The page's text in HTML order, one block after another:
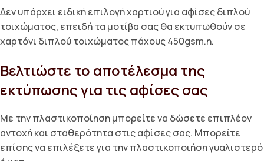
Δεν υπάρχει ειδική επιλογή χαρτιού για αφίσες διπλού
τοιχώματος, επειδή τα μοτίβα σας θα εκτυπωθούν σε
χαρτόνι διπλού τοιχώματος πάχους 450gsm.n.
Βελτιώστε το αποτέλεσμα της
εκτύπωσης για τις αφίσες σας
Με την πλαστικοποίηση μπορείτε να δώσετε επιπλέον
αντοχή και σταθερότητα στις αφίσες σας. Μπορείτε
επίσης να επιλέξετε για την πλαστικοποιήση γυαλιστερό